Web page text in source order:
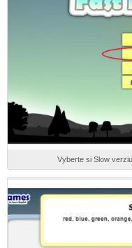
Vyberte si Slow